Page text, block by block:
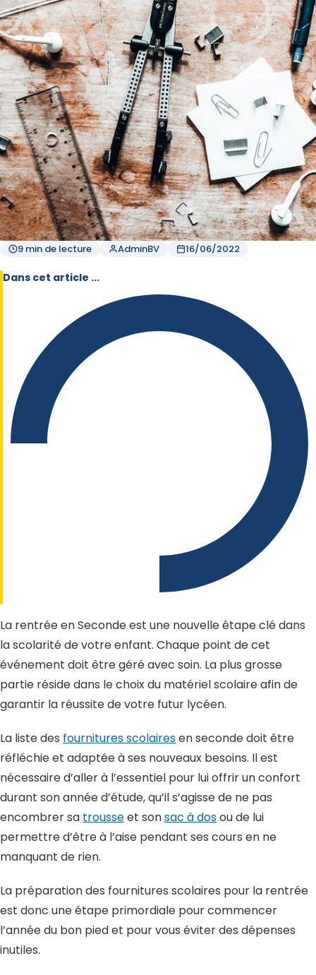
9 min de lecture AdminBV 16/06/2022
Dans cet article ...
La rentrée en Seconde est une nouvelle étape clé dans
la scolarité de votre enfant. Chaque point de cet
événement doit être géré avec soin. La plus grosse
partie réside dans le choix du matériel scolaire afin de
garantir la réussite de votre futur lycéen.
La liste des fournitures scolairesen seconde doit être
réfléchie et adaptée à ses nouveaux besoins. Il est
nécessaire d’aller à l’essentiel pour lui offrir un confort
durant son année d’étude, qu’il s’agisse de ne pas
encombrer sa trousseet sonsac à dosou de lui
permettre d’être à l’aise pendant ses cours en ne
manquant de rien.
La préparation des fournitures scolaires pour la rentrée
est donc une étape primordiale pour commencer
l’année du bon pied et pour vous éviter des dépenses
inutiles.